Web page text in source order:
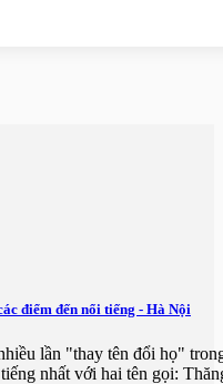
điểm đến nổi tiếng - Hà Nội
lần "thay tên đổi họ"
nhất với hai tên gọi: